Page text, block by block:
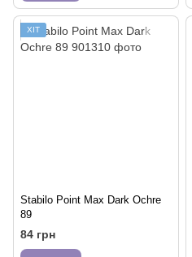
ХІТ
Stabilo Point Max Dark Ochre
89
84 грн